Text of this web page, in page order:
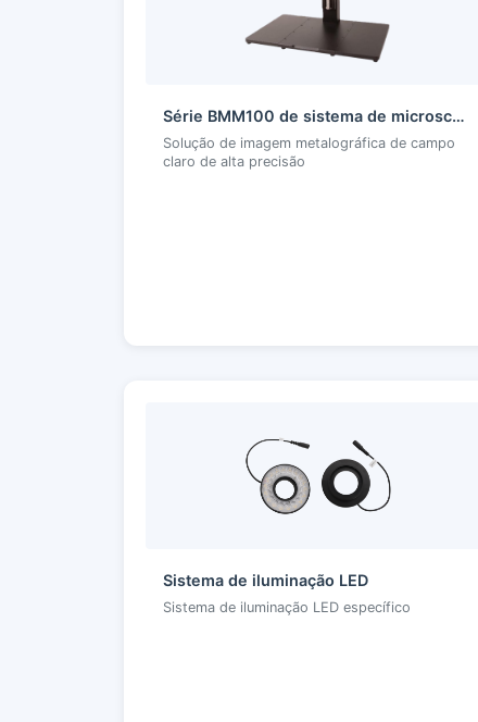
Série BMM100 de sistema de microscópio metalográfico de campo claro
Solução de imagem metalográfica de campo
claro de alta precisão
Sistema de iluminação LED
Sistema de iluminação LED específico